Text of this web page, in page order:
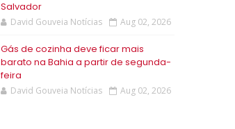
Salvador
David Gouveia Notícias Aug 02, 2026
Gás de cozinha deve ficar mais
barato na Bahia a partir de segunda-
feira
David Gouveia Notícias Aug 02, 2026